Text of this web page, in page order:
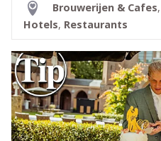
Brouwerijen & Cafes,
Hotels, Restaurants